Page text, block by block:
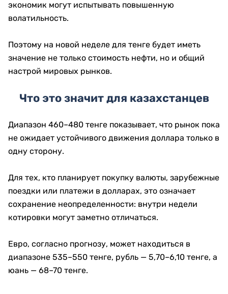
экономик могут испытывать повышенную
волатильность.
Поэтому на новой неделе для тенге будет иметь
значение не только стоимость нефти, но и общий
настрой мировых рынков.
Что это значит для казахстанцев
Диапазон 460–480 тенге показывает, что рынок пока
не ожидает устойчивого движения доллара только в
одну сторону.
Для тех, кто планирует покупку валюты, зарубежные
поездки или платежи в долларах, это означает
сохранение неопределенности: внутри недели
котировки могут заметно отличаться.
Евро, согласно прогнозу, может находиться в
диапазоне 535–550 тенге, рубль — 5,70–6,10 тенге, а
юань — 68–70 тенге.